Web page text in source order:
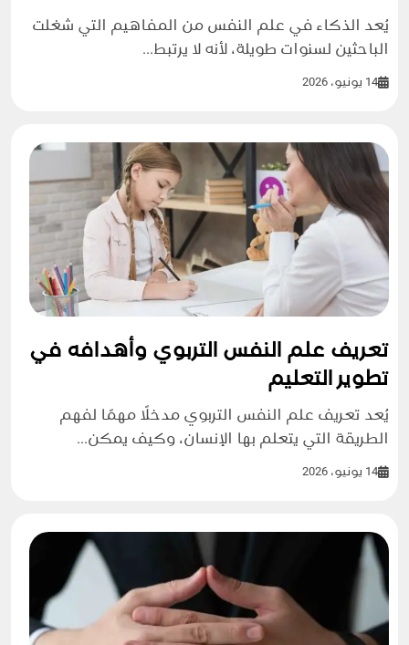
يُعد الذكاء في علم النفس من المفاهيم التي شغلت
الباحثين لسنوات طويلة، لأنه لا يرتبط...
14 يونيو، 2026
تعريف علم النفس التربوي وأهدافه في
تطوير التعليم
يُعد تعريف علم النفس التربوي مدخلًا مهمًا لفهم
الطريقة التي يتعلم بها الإنسان، وكيف يمكن...
14 يونيو، 2026